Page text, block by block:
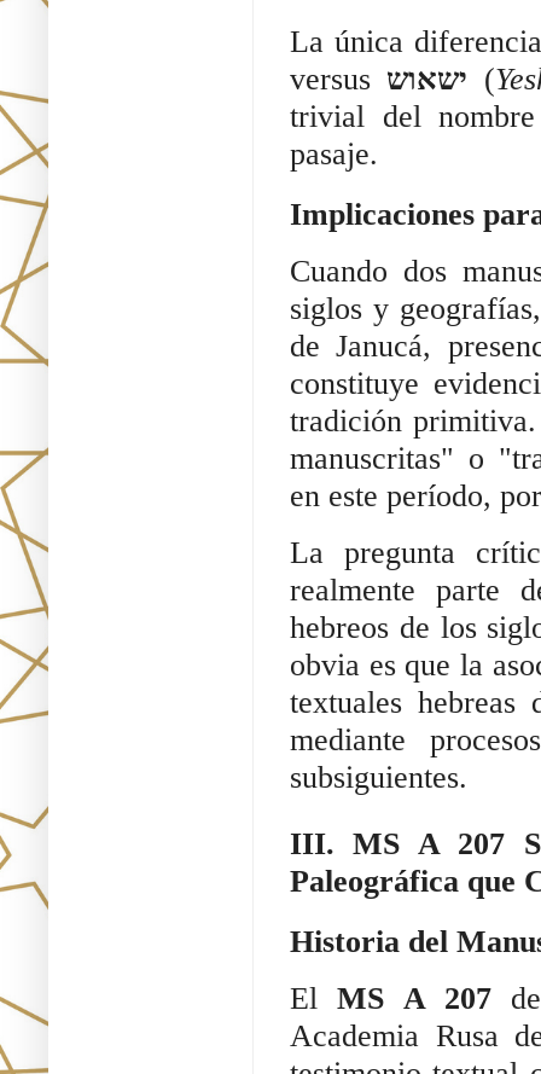
La única
versus ישאוש (
trivial del
pasaje.
Implicaciones
Cuando dos
siglos y
de Janucá,
constituye
tradición
manuscritas" o
en este período,
La pregunta
realmente parte
hebreos de los
obvia es que la
textuales hebreas
mediante
subsiguientes.
III. MS A 207
Paleográfica que
Historia del
ElMS A 207
Academia Rusa